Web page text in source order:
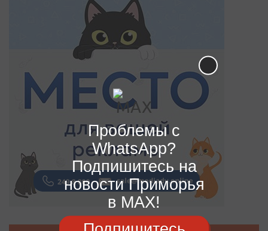
Проблемы с
WhatsApp?
Подпишитесь на
новости Приморья
в MAX!